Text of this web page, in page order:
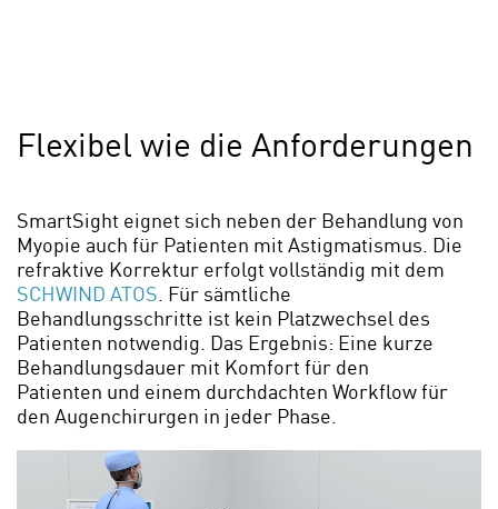
Flexibel wie die Anforderungen
SmartSight eignet sich neben der Behandlung von
Myopie auch für Patienten mit Astigmatismus. Die
refraktive Korrektur erfolgt vollständig mit dem
SCHWIND ATOS . Für sämtliche
Behandlungsschritte ist kein Platzwechsel des
Patienten notwendig. Das Ergebnis: Eine kurze
Behandlungsdauer mit Komfort für den
Patienten und einem durchdachten Workflow für
den Augenchirurgen in jeder Phase.